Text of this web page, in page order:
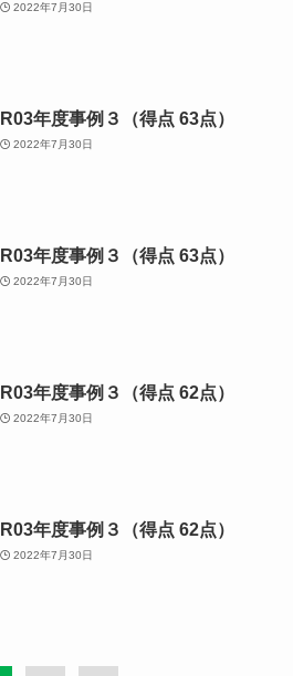
2022年7月30日
R03年度事例３（得点 63点）
2022年7月30日
R03年度事例３（得点 63点）
2022年7月30日
R03年度事例３（得点 62点）
2022年7月30日
R03年度事例３（得点 62点）
2022年7月30日